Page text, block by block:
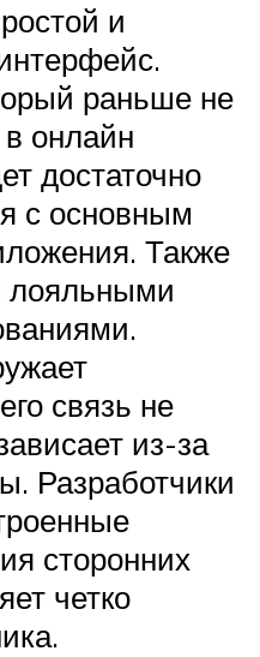
и
раньше не
онлайн
достаточно
с основным
Также
лояльными
связь не
из-за
Разработчики
сторонних
четко